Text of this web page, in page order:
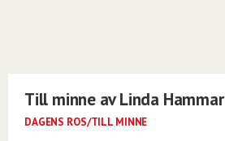
Till minne av Linda Hammar
DAGENS ROS/TILL MINNE